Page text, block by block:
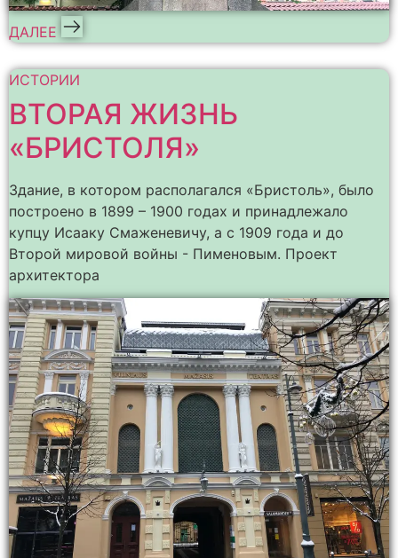
ДАЛЕЕ
ИСТОРИИ
ВТОРАЯ ЖИЗНЬ
«БРИСТОЛЯ»
Здание, в котором располагался «Бристоль», было
построено в 1899 – 1900 годах и принадлежало
купцу Исааку Смаженевичу, а с 1909 года и до
Второй мировой войны - Пименовым. Проект
архитектора